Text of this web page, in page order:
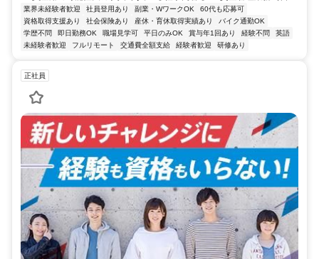
業界未経験者歓迎 社員登用あり 副業・WワークOK
60代も応募可
資格取得支援あり
社会保険あり 産休・育休取得実績あり
バイク通勤OK
学歴不問
即日勤務OK 職場見学可 平日のみOK 賞与年1回あり 経験不問
英語
未経験者歓迎
フルリモート 交通費全額支給 経験者歓迎 研修あり
正社員